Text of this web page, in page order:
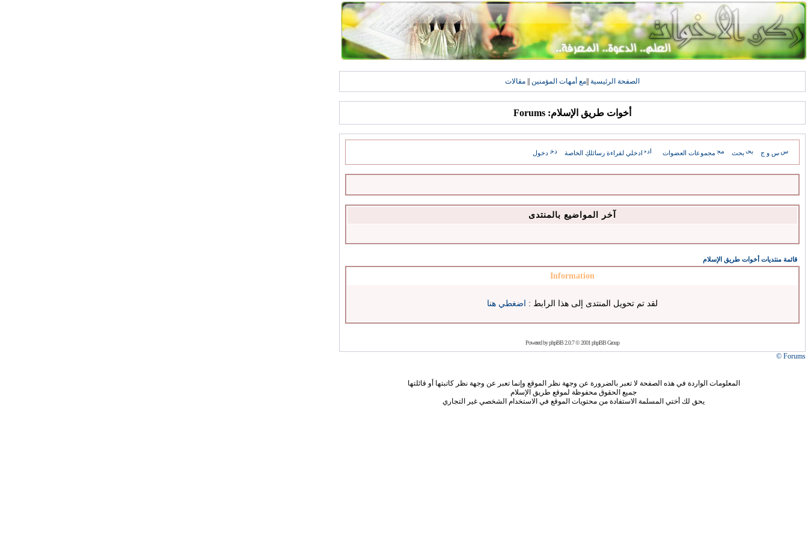
الصفحة الرئيسية مع أمهات المؤمنين مقالات
أخوات طريق الإسلام: Forums
س و ج بحث مجموعات العضوات ادخلي لقراءة رسائلكِ الخاصة دخول
آخر المواضيع بالمنتدى
قائمة منتديات أخوات طريق الإسلام
Information
لقد تم تحويل المنتدى إلى هذا الرابط : اضغطي هنا
Powered byphpBB2.0.7 © 2001 phpBB Group
Forums ©
المعلومات الواردة في هذه الصفحة لا تعبر بالضرورة عن وجهة نظر الموقع وإنما تعبر عن وجهة نظر كاتبتها أو قائلتها
جميع الحقوق محفوظة لموقع طريق الإسلام
يحق لك أختي المسلمة الاستفادة من محتويات الموقع في الاستخدام الشخصي غير التجاري